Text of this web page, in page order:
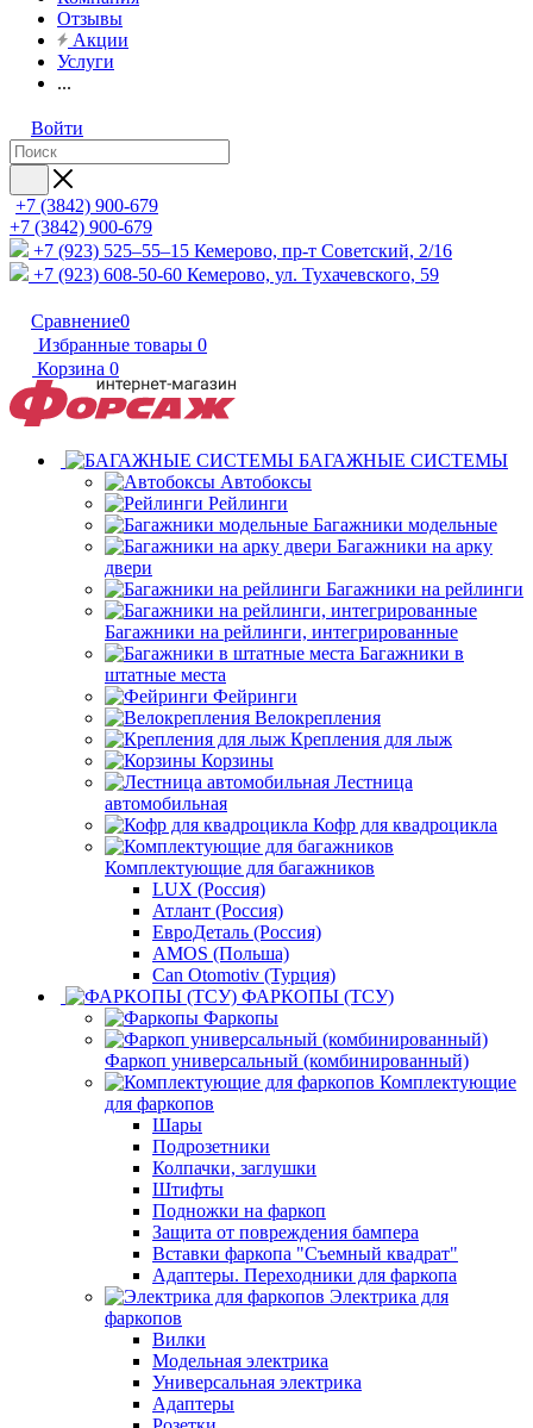
Отзывы
Акции
Услуги
...
Войти
+7 (3842) 900-679
+7 (3842) 900-679
+7 (923) 525–55–15 Кемерово, пр-т Советский, 2/16
+7 (923) 608-50-60 Кемерово, ул. Тухачевского, 59
Сравнение0
Избранные товары 0
Корзина 0
БАГАЖНЫЕ СИСТЕМЫ
Автобоксы
Рейлинги
Багажники модельные
Багажники на арку
двери
Багажники на рейлинги
Багажники на рейлинги, интегрированные
Багажники в
штатные места
Фейринги
Велокрепления
Крепления для лыж
Корзины
Лестница
автомобильная
Кофр для квадроцикла
Комплектующие для багажников
LUX (Россия)
Атлант (Россия)
ЕвроДеталь (Россия)
AMOS (Польша)
Can Otomotiv (Турция)
ФАРКОПЫ (ТСУ)
Фаркопы
Фаркоп универсальный (комбинированный)
Комплектующие
для фаркопов
Шары
Подрозетники
Колпачки, заглушки
Штифты
Подножки на фаркоп
Защита от повреждения бампера
Вставки фаркопа "Съемный квадрат"
Адаптеры. Переходники для фаркопа
Электрика для
фаркопов
Вилки
Модельная электрика
Универсальная электрика
Адаптеры